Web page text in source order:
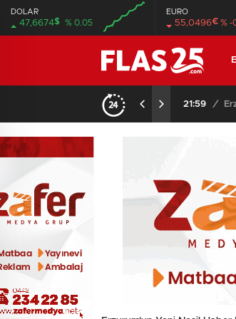
DOLAR
47,6674$ % 0.05
EURO
55,0496€ % -
21:59 /